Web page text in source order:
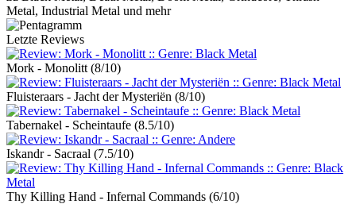
Metal, Industrial Metal und mehr
Letzte Reviews
Mork - Monolitt (8/10)
Fluisteraars - Jacht der Mysteriën (8/10)
Tabernakel - Scheintaufe (8.5/10)
Iskandr - Sacraal (7.5/10)
Thy Killing Hand - Infernal Commands (6/10)